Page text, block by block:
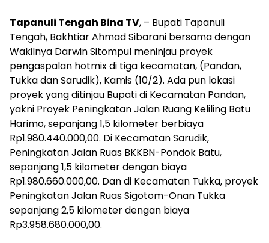
Tapanuli Tengah Bina TV, – Bupati Tapanuli
Tengah, Bakhtiar Ahmad Sibarani bersama dengan
Wakilnya Darwin Sitompul meninjau proyek
pengaspalan hotmix di tiga kecamatan, (Pandan,
Tukka dan Sarudik), Kamis (10/2). Ada pun lokasi
proyek yang ditinjau Bupati di Kecamatan Pandan,
yakni Proyek Peningkatan Jalan Ruang Keliling Batu
Harimo, sepanjang 1,5 kilometer berbiaya
Rp1.980.440.000,00. Di Kecamatan Sarudik,
Peningkatan Jalan Ruas BKKBN-Pondok Batu,
sepanjang 1,5 kilometer dengan biaya
Rp1.980.660.000,00. Dan di Kecamatan Tukka, proyek
Peningkatan Jalan Ruas Sigotom-Onan Tukka
sepanjang 2,5 kilometer dengan biaya
Rp3.958.680.000,00.